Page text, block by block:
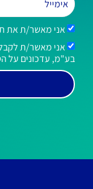
אני מאשר/ת את
בע"מ, עדכונים על